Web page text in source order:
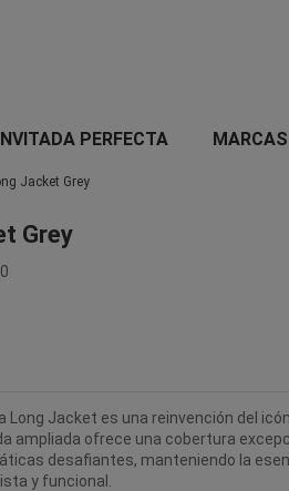
PERFECTA MARCAS
Jacket Grey
Grey
Long Jacket es una reinvención del
ampliada ofrece una cobertura
desafiantes, manteniendo la
y funcional.